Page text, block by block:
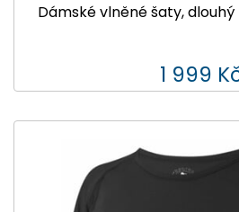
Dámské vlněné šaty, dlouhý
1 999